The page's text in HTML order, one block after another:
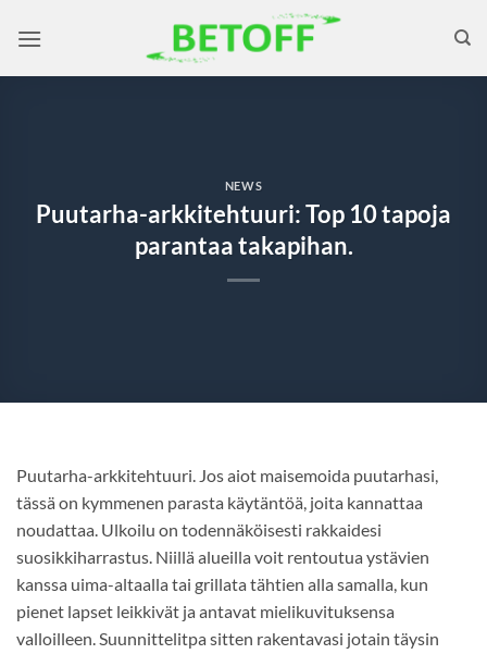
NEWS
Puutarha-arkkitehtuuri: Top 10 tapoja
parantaa takapihan.
Puutarha-arkkitehtuuri. Jos aiot maisemoida puutarhasi,
tässä on kymmenen parasta käytäntöä, joita kannattaa
noudattaa. Ulkoilu on todennäköisesti rakkaidesi
suosikkiharrastus. Niillä alueilla voit rentoutua ystävien
kanssa uima-altaalla tai grillata tähtien alla samalla, kun
pienet lapset leikkivät ja antavat mielikuvituksensa
valloilleen. Suunnittelitpa sitten rakentavasi jotain täysin